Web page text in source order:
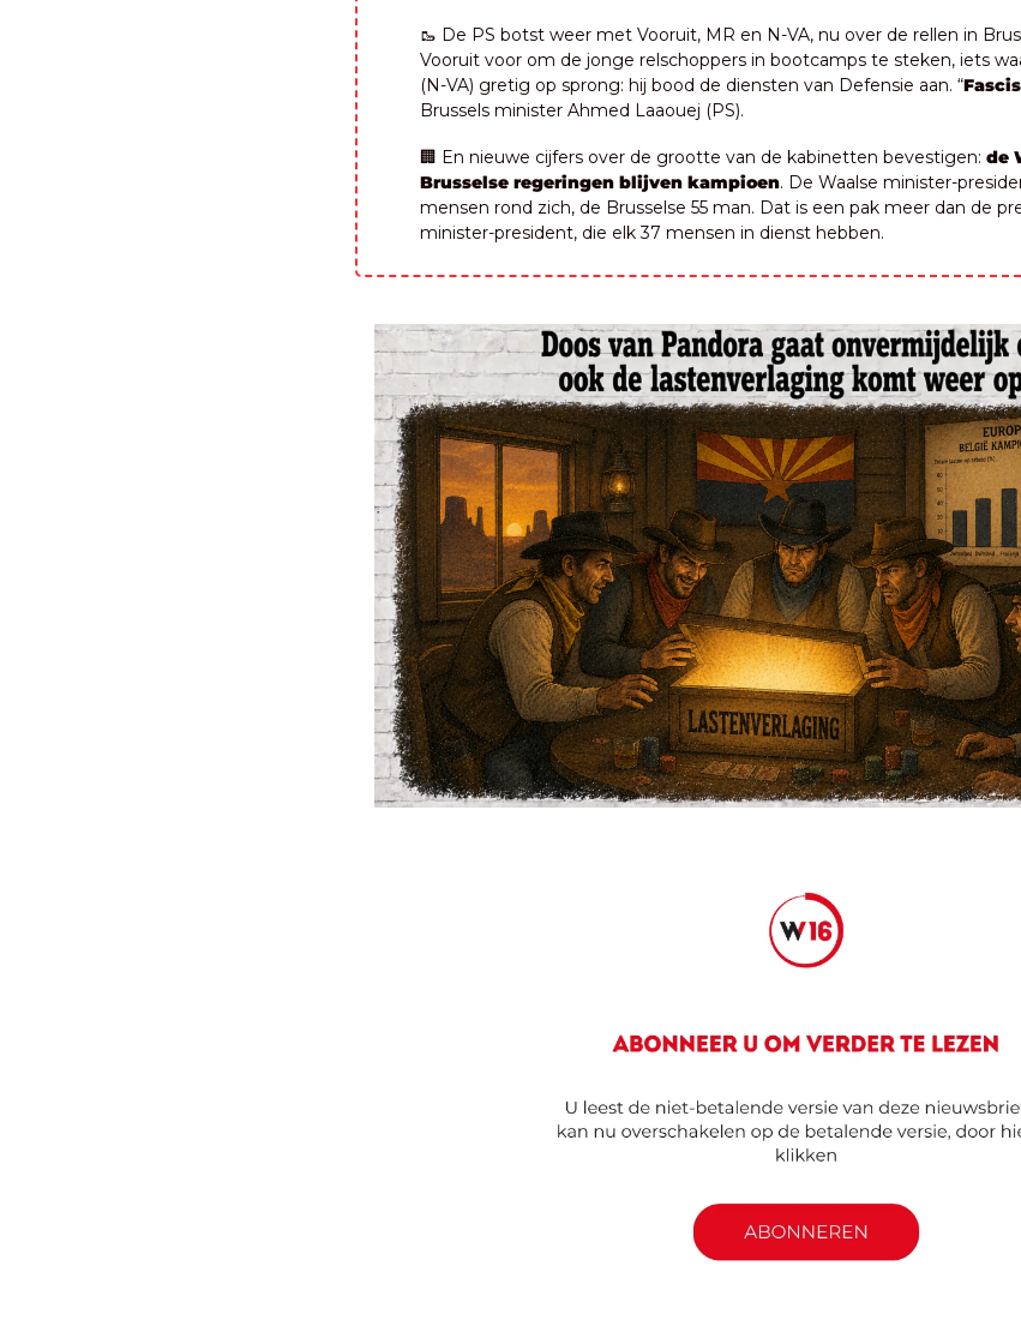
🥾 De PS botst weer met Vooruit, MR en N-VA, nu over de rellen in
Vooruit voor om de jonge relschoppers in bootcamps te steken, iets
(N-VA) gretig op sprong: hij bood de diensten van Defensie aan. “
Brussels minister Ahmed Laaouej (PS).
🏢 En nieuwe cijfers over de grootte van de kabinetten bevestigen: de
Brusselse regeringen blijven kampioen. De Waalse minister-
mensen rond zich, de Brusselse 55 man. Dat is een pak meer dan de
minister-president, die elk 37 mensen in dienst hebben.